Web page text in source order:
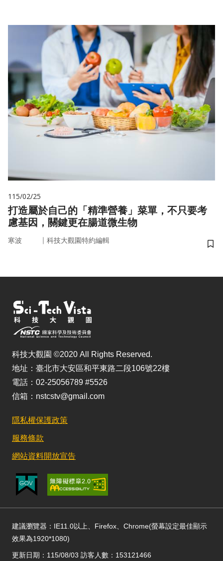
115/02/25
打造屬於自己的「精準營養」菜單，不只要考
慮基因，關鍵更在腸道微生物
寒波 ｜ 科技大觀園特約編輯
儲
科技大觀園 ©2020 All Rights Reserved.
地址：臺北市大安區和平東路二段106號22樓
電話：02-25056789 #5526
信箱：nstcstv@gmail.com
隱私權保護政策
服務條款
網站資料開放宣告
建議瀏覽器：IE11.0以上、Firefox、Chrome(螢幕設定最佳顯示
效果為1920*1080)
更新日期：115/08/03 訪客人數：153121466